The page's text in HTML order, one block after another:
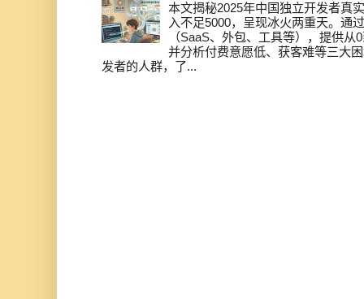
本文揭秘2025年中国独立开发者真
入不足5000，呈现冰火两重天。通
（SaaS、外包、工具等），提供
并分析付费意愿低、获客难等三大
发者的人群，了...